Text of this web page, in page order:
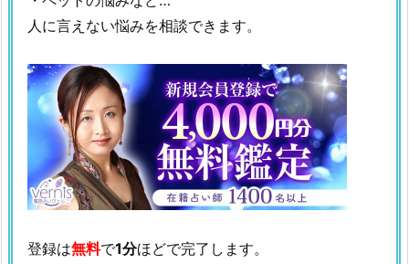
人に言えない悩みを相談できます。
登録は無料で1分ほどで完了します。